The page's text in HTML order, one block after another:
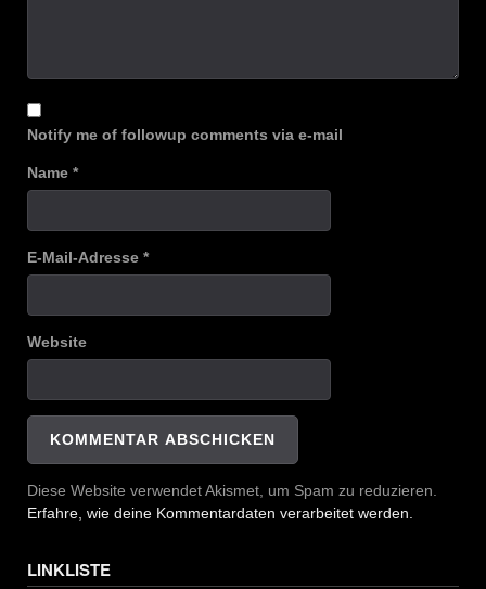
Notify me of followup comments via e-mail
Name *
E-Mail-Adresse *
Website
Diese Website verwendet Akismet, um Spam zu reduzieren.
Erfahre, wie deine Kommentardaten verarbeitet werden.
LINKLISTE